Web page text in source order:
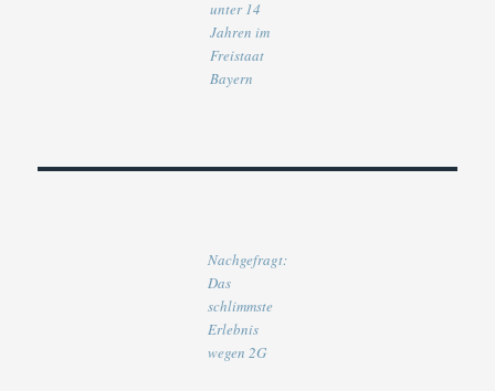
unter 14
Jahren im
Freistaat
Bayern
Nachgefragt:
Das
schlimmste
Erlebnis
wegen 2G